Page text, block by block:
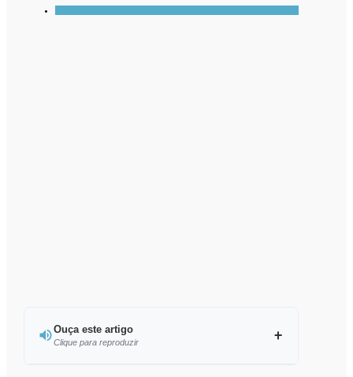
Ouça este artigo
Clique para reproduzir